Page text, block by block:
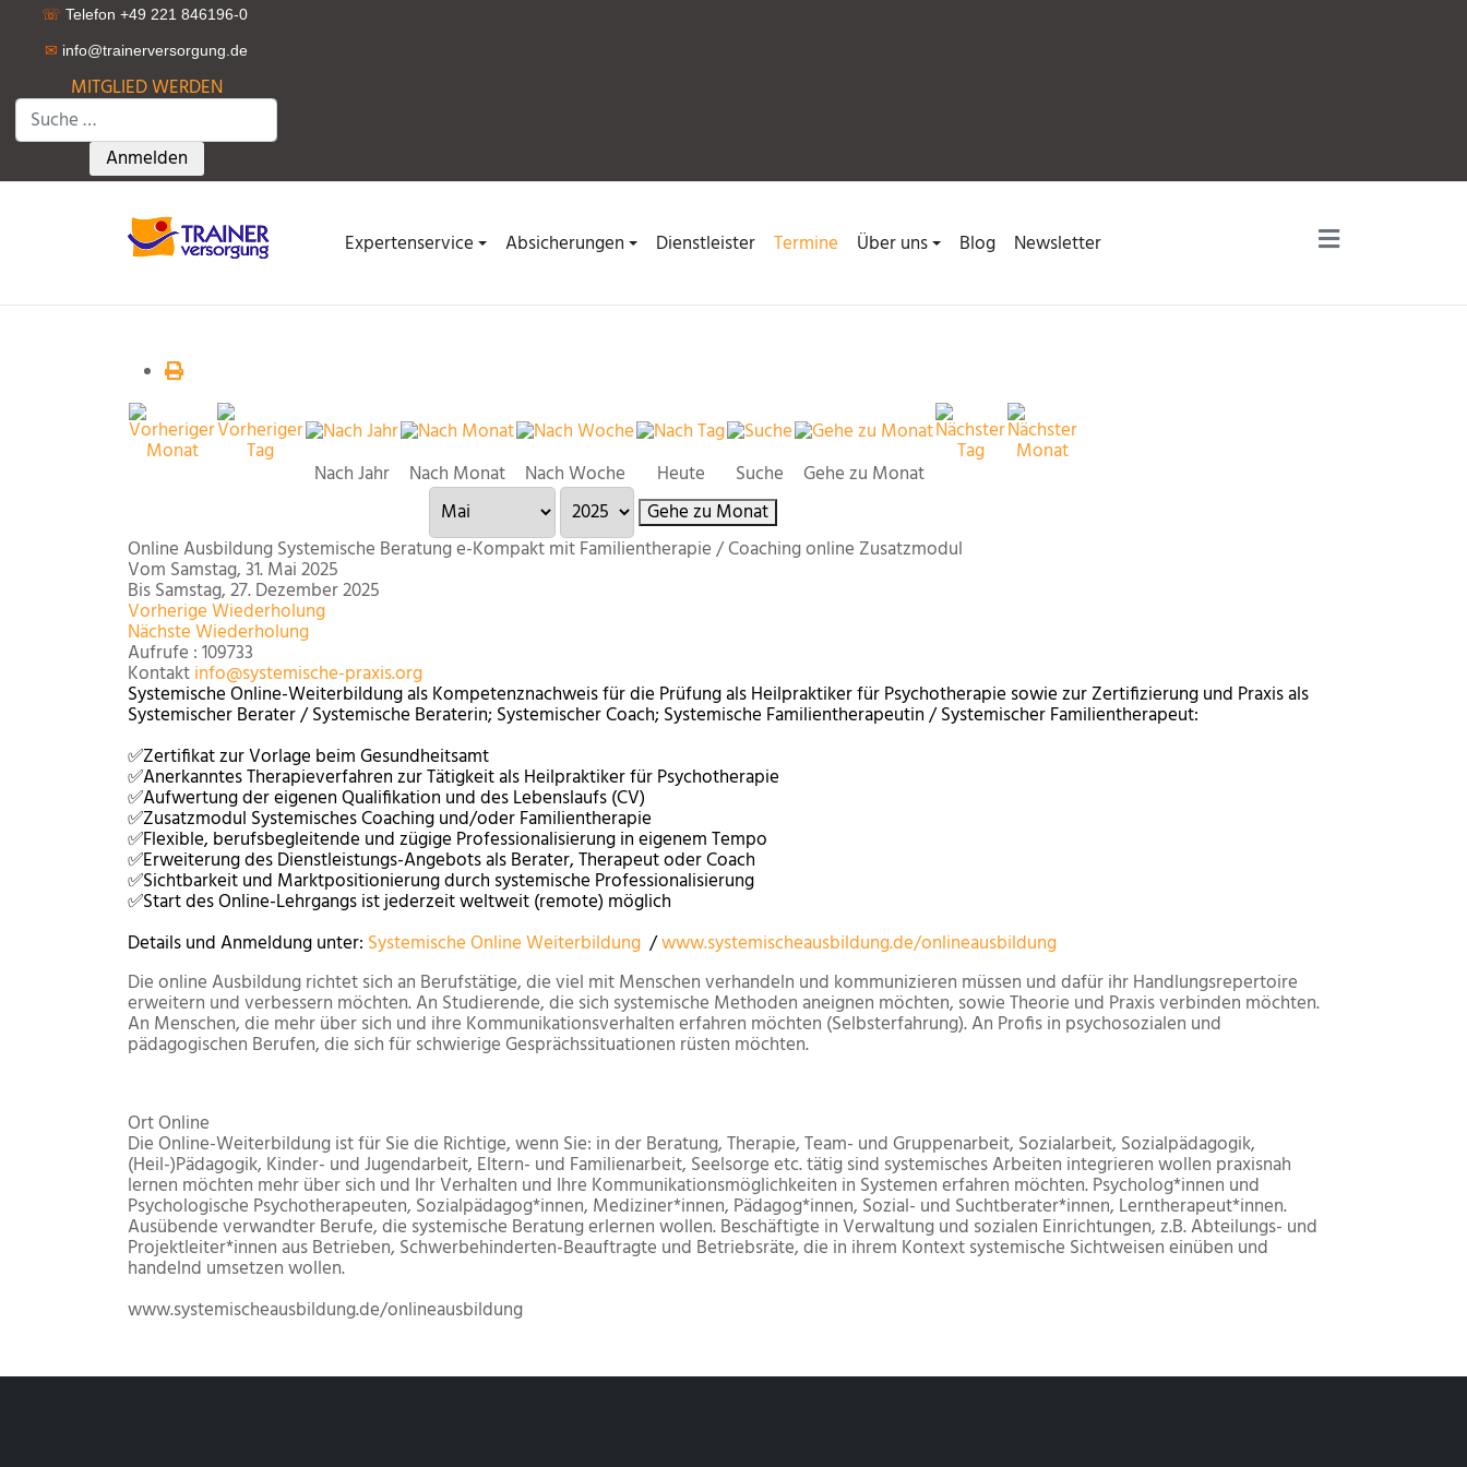
☏ Telefon +49 221 846196-0
✉ info@trainerversorgung.de
MITGLIED WERDEN
Suchen
Type 2 or more characters for results.
Anmelden
Expertenservice Absicherungen Dienstleister Termine Über uns Blog Newsletter
Nach Jahr Nach Monat Nach Woche Heute Suche
Gehe zu Monat
Gehe zu Monat
Online Ausbildung Systemische Beratung e-Kompakt mit Familientherapie / Coaching online Zusatzmodul
Vom Samstag, 31. Mai 2025
Bis Samstag, 27. Dezember 2025
Vorherige Wiederholung
Nächste Wiederholung
Aufrufe : 109733
Kontaktinfo@systemische-praxis.org
Systemische Online-Weiterbildung als Kompetenznachweis für die Prüfung als Heilpraktiker für Psychotherapie sowie zur Zertifizierung und Praxis als
Systemischer Berater / Systemische Beraterin; Systemischer Coach; Systemische Familientherapeutin / Systemischer Familientherapeut:
✅Zertifikat zur Vorlage beim Gesundheitsamt
✅Anerkanntes Therapieverfahren zur Tätigkeit als Heilpraktiker für Psychotherapie
✅Aufwertung der eigenen Qualifikation und des Lebenslaufs (CV)
✅Zusatzmodul Systemisches Coaching und/oder Familientherapie
✅Flexible, berufsbegleitende und zügige Professionalisierung in eigenem Tempo
✅Erweiterung des Dienstleistungs-Angebots als Berater, Therapeut oder Coach
✅Sichtbarkeit und Marktpositionierung durch systemische Professionalisierung
✅Start des Online-Lehrgangs ist jederzeit weltweit (remote) möglich
Details und Anmeldung unter: Systemische Online Weiterbildung /www.systemischeausbildung.de/onlineausbildung
Die online Ausbildung richtet sich an Berufstätige, die viel mit Menschen verhandeln und kommunizieren müssen und dafür ihr Handlungsrepertoire
erweitern und verbessern möchten. An Studierende, die sich systemische Methoden aneignen möchten, sowie Theorie und Praxis verbinden möchten.
An Menschen, die mehr über sich und ihre Kommunikationsverhalten erfahren möchten (Selbsterfahrung). An Profis in psychosozialen und
pädagogischen Berufen, die sich für schwierige Gesprächssituationen rüsten möchten.
OrtOnline
Die Online-Weiterbildung ist für Sie die Richtige, wenn Sie: in der Beratung, Therapie, Team- und Gruppenarbeit, Sozialarbeit, Sozialpädagogik,
(Heil-)Pädagogik, Kinder- und Jugendarbeit, Eltern- und Familienarbeit, Seelsorge etc. tätig sind systemisches Arbeiten integrieren wollen praxisnah
lernen möchten mehr über sich und Ihr Verhalten und Ihre Kommunikationsmöglichkeiten in Systemen erfahren möchten. Psycholog*innen und
Psychologische Psychotherapeuten, Sozialpädagog*innen, Mediziner*innen, Pädagog*innen, Sozial- und Suchtberater*innen, Lerntherapeut*innen.
Ausübende verwandter Berufe, die systemische Beratung erlernen wollen. Beschäftigte in Verwaltung und sozialen Einrichtungen, z.B. Abteilungs- und
Projektleiter*innen aus Betrieben, Schwerbehinderten-Beauftragte und Betriebsräte, die in ihrem Kontext systemische Sichtweisen einüben und
handelnd umsetzen wollen.
www.systemischeausbildung.de/onlineausbildung